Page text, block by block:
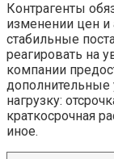
Контрагенты
изменении цен и
стабильные
реагировать на
компании
нагрузку:
краткосрочная
иное.